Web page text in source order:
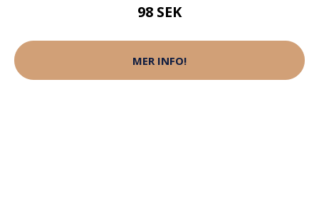
98 SEK
MER INFO!